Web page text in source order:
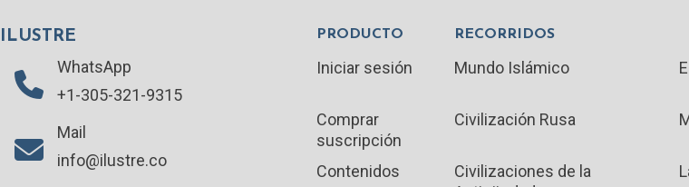
ILUSTRE
WhatsApp
+1-305-321-9315
Mail
info@ilustre.co
PRODUCTO
Iniciar sesión
Comprar
suscripción
Contenidos
RECORRIDOS
Mundo Islámico
Civilización Rusa
Civilizaciones de la